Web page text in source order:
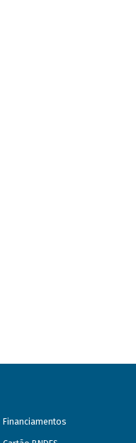
Financiamentos